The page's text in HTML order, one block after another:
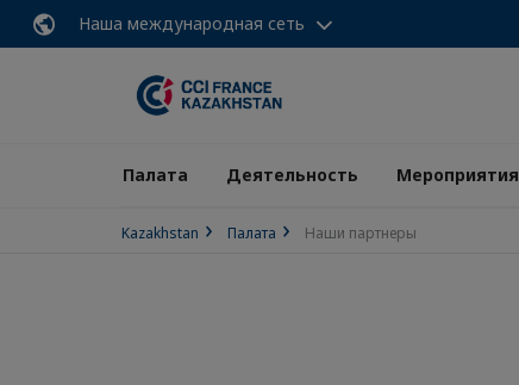
Наша международная сеть
Палата Деятельность Мероприятия
Kazakhstan Палата Наши партнеры